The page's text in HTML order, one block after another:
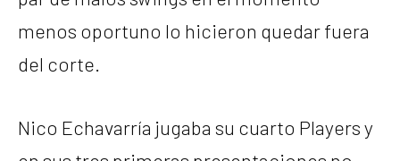
menos oportuno lo hicieron quedar fuera
del corte.
Nico Echavarría jugaba su cuarto Players y